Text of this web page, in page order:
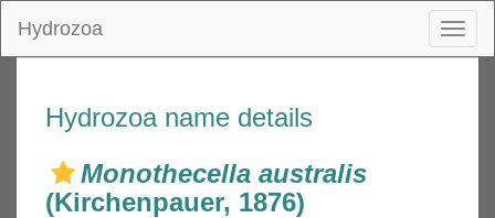
Hydrozoa
Hydrozoa name details
Monothecella australis
(Kirchenpauer, 1876)